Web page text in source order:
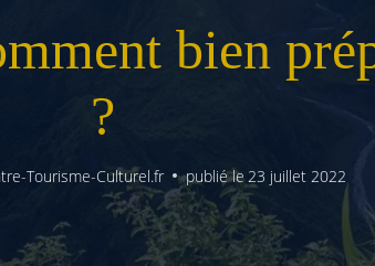
Afrique
bien
?
Tourisme-Culturel.fr publié le23 juillet 2022